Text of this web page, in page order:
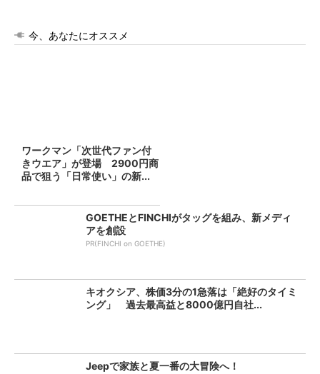
今、あなたにオススメ
ワークマン「次世代ファン付
きウエア」が登場 2900円商
品で狙う「日常使い」の新...
GOETHEとFINCHIがタッグを組み、新メディ
アを創設
PR(FINCHI on GOETHE)
キオクシア、株価3分の1急落は「絶好のタイミ
ング」 過去最高益と8000億円自社...
Jeepで家族と夏一番の大冒険へ！